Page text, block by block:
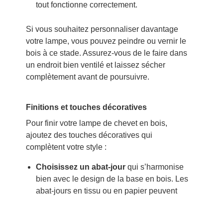
tout fonctionne correctement.
Si vous souhaitez personnaliser davantage
votre lampe, vous pouvez peindre ou vernir le
bois à ce stade. Assurez-vous de le faire dans
un endroit bien ventilé et laissez sécher
complètement avant de poursuivre.
Finitions et touches décoratives
Pour finir votre lampe de chevet en bois,
ajoutez des touches décoratives qui
complètent votre style :
Choisissez un abat-jourqui s’harmonise
bien avec le design de la base en bois. Les
abat-jours en tissu ou en papier peuvent